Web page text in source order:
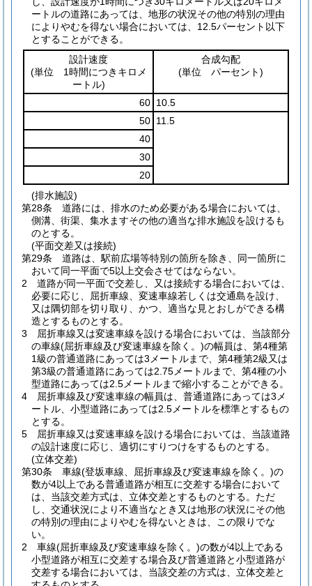
ートルの道路にあっては、地形の状況その他の特別の理由
によりやむを得ない場合においては、12.5パーセント以下
とすることができる。
設計速度
(単位 1時間につきキロメ
ートル)
合成勾配
(単位 パーセント)
60 10.5
50 11.5
40
30
20
(排水施設)
第28条
道路には、排水のため必要がある場合においては、
側溝、街渠、集水ますその他の適当な排水施設を設けるも
のとする。
(平面交差又は接続)
第29条
道路は、駅前広場等特別の箇所を除き、同一箇所に
おいて同一平面で5以上交会させてはならない。
2
道路が同一平面で交差し、又は接続する場合においては、
必要に応じ、屈折車線、変速車線若しくは交通島を設け、
又は隅切部を切り取り、かつ、適当な見とおしができる構
造とするものとする。
3
屈折車線又は変速車線を設ける場合においては、当該部分
の車線(屈折車線及び変速車線を除く。)の幅員は、第4種第
1級の普通道路にあっては3メートルまで、第4種第2級又は
第3級の普通道路にあっては2.75メートルまで、第4種の小
型道路にあっては2.5メートルまで縮小することができる。
4
屈折車線及び変速車線の幅員は、普通道路にあっては3メ
ートル、小型道路にあっては2.5メートルを標準とするもの
とする。
5
屈折車線又は変速車線を設ける場合においては、当該道路
の設計速度に応じ、適切にすりつけをするものとする。
(立体交差)
第30条
車線(登坂車線、屈折車線及び変速車線を除く。)の
数が4以上である普通道路が相互に交差する場合において
は、当該交差方式は、立体交差とするものとする。 ただ
し、交通状況により不適当なとき又は地形の状況にその他
の特別の理由によりやむを得ないときは、この限りでな
い。
2
車線(屈折車線及び変速車線を除く。)の数が4以上である
小型道路が相互に交差する場合及び普通道路と小型道路が
交差する場合においては、当該交差の方式は、立体交差と